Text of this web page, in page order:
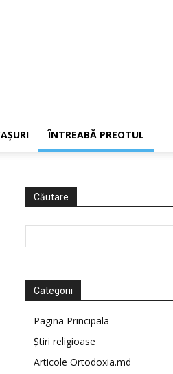
ÎNTREABĂ PREOTUL
Căutare
Categorii
Pagina Principala
Știri religioase
Articole Ortodoxia.md